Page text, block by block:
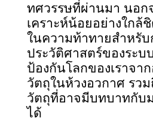
ทศวรรษที่ผ่านมา นอก
เคราะห์น้อยอย่างใกล้
ในความท้าทายสำหรับ
ประวัติศาสตร์ของระบ
ป้องกันโลกของเราจา
วัตถุในห้วงอวกาศ รว
วัตถุที่อาจมีบทบาทกับ
ได้